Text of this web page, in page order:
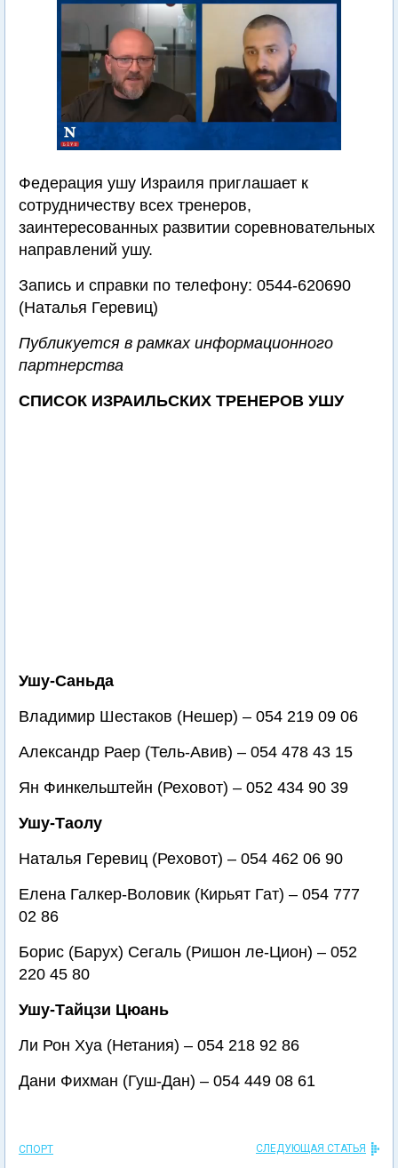
Федерация ушу Израиля приглашает к
сотрудничеству всех тренеров,
заинтересованных развитии соревновательных
направлений ушу.
Запись и справки по телефону: 0544-620690
(Наталья Геревиц)
Публикуется в рамках информационного
партнерства
СПИСОК ИЗРАИЛЬСКИХ ТРЕНЕРОВ УШУ
Ушу-Саньда
Владимир Шестаков (Нешер) – 054 219 09 06
Александр Раер (Тель-Авив) – 054 478 43 15
Ян Финкельштейн (Реховот) – 052 434 90 39
Ушу-Таолу
Наталья Геревиц (Реховот) – 054 462 06 90
Елена Галкер-Воловик (Кирьят Гат) – 054 777
02 86
Борис (Барух) Сегаль (Ришон ле-Цион) – 052
220 45 80
Ушу-Тайцзи Цюань
Ли Рон Хуа (Нетания) – 054 218 92 86
Дани Фихман (Гуш-Дан) – 054 449 08 61
СПОРТ СЛЕДУЮЩАЯ СТАТЬЯ